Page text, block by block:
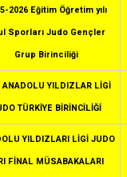
2026 Eğitim Öğretim yılı
Sporları Judo Gençler
Grup Birinciliği
ANADOLU YILDIZLAR LİGİ
TÜRKİYE BİRİNCİLİĞİ
YILDIZLARI LİGİ JUDO
FİNAL MÜSABAKALARI